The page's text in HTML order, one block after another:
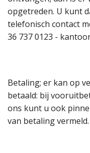
opgetreden. U kunt
telefonisch contact
36 737 0123 -
Betaling; er kan op
betaald: bij
ons kunt u ook
van betaling vermeld.